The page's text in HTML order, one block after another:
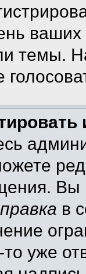
ваших
темы.
Вы
правка в
то уже